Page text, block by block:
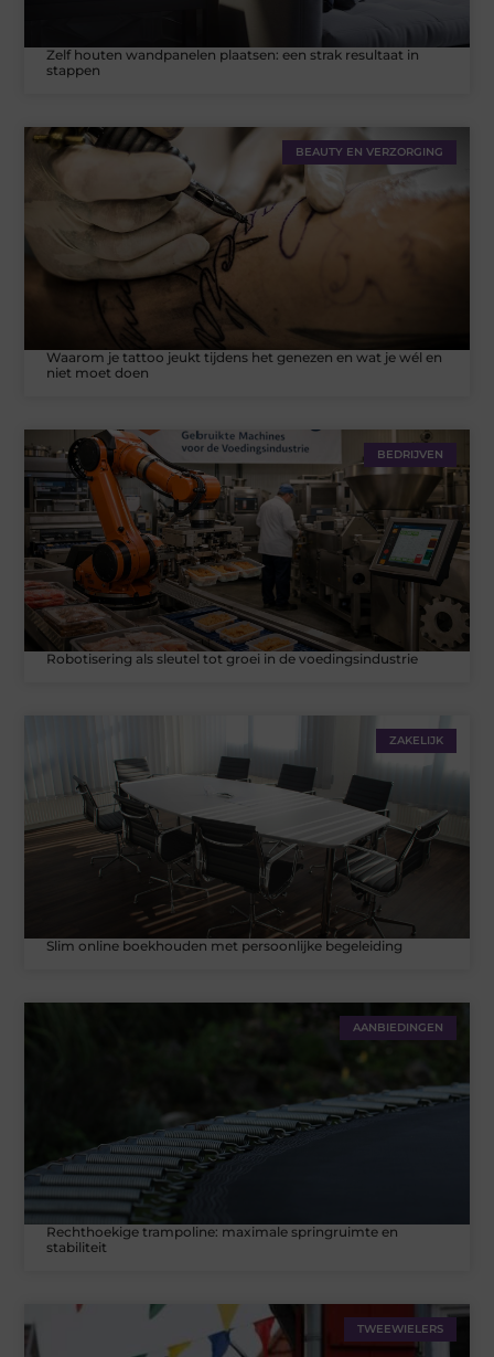
Zelf houten wandpanelen plaatsen: een strak resultaat in
stappen
BEAUTY EN VERZORGING
Waarom je tattoo jeukt tijdens het genezen en wat je wél en
niet moet doen
BEDRIJVEN
Robotisering als sleutel tot groei in de voedingsindustrie
ZAKELIJK
Slim online boekhouden met persoonlijke begeleiding
AANBIEDINGEN
Rechthoekige trampoline: maximale springruimte en
stabiliteit
TWEEWIELERS